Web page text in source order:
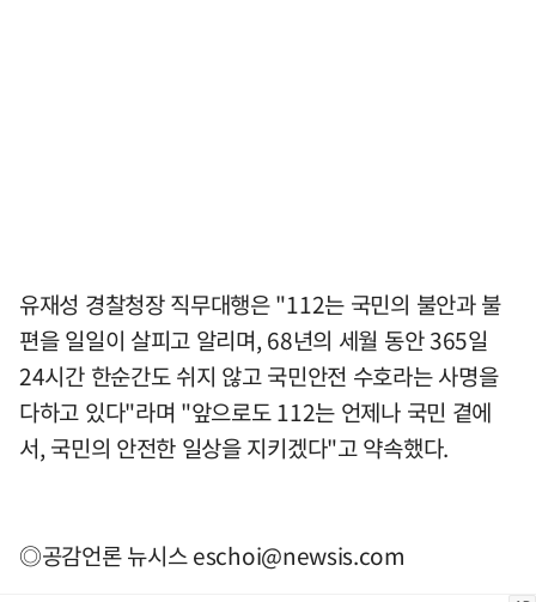
유재성 경찰청장 직무대행은 "112는 국민의 불안과 불
편을 일일이 살피고 알리며, 68년의 세월 동안 365일
24시간 한순간도 쉬지 않고 국민안전 수호라는 사명을
다하고 있다"라며 "앞으로도 112는 언제나 국민 곁에
서, 국민의 안전한 일상을 지키겠다"고 약속했다.
◎공감언론 뉴시스eschoi@newsis.com